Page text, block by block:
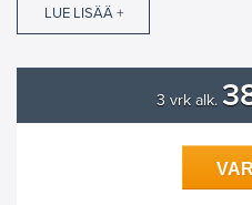
LUE LISÄÄ +
3 vrk alk.